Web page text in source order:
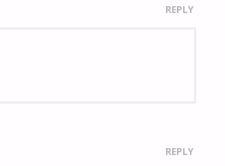
REPLY
REPLY